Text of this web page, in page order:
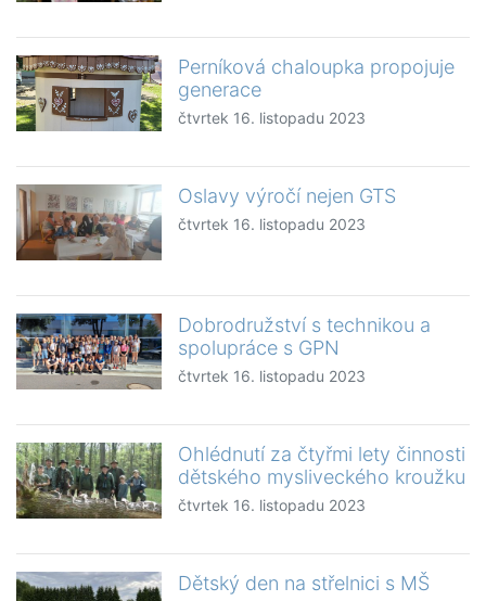
Perníková chaloupka propojuje
generace
čtvrtek 16. listopadu 2023
Oslavy výročí nejen GTS
čtvrtek 16. listopadu 2023
Dobrodružství s technikou a
spolupráce s GPN
čtvrtek 16. listopadu 2023
Ohlédnutí za čtyřmi lety činnosti
dětského mysliveckého kroužku
čtvrtek 16. listopadu 2023
Dětský den na střelnici s MŠ